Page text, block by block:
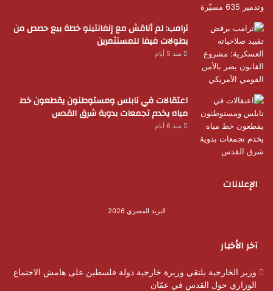
ترامب: لم أناقش مع إنفانتينو خطة بيع حصص من
بطولات فيفا للمستثمرين
منذ 5 أيام
اعتقالات في نابلس ومستوطنون يقطعون خط
مياه يخدم تجمعات بدوية شرق القدس
منذ 6 أيام
الإعلانات
البريد المصري 2026
آخر الأخبار
وزير الخارجية يلتقي وزيرة خارجية دولة فلسطين على هامش الاجتماع
الوزاري حول القدس في عمّان